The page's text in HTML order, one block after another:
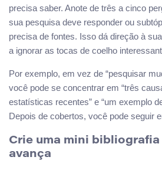
precisa saber. Anote de três a cinco
sua pesquisa deve responder ou
precisa de fontes. Isso dá direção à
a ignorar as tocas de coelho
Por exemplo, em vez de “pesquisar
você pode se concentrar em “três
estatísticas recentes” e “um exemplo
Depois de cobertos, você pode seguir
Crie uma mini bibliografia
avança